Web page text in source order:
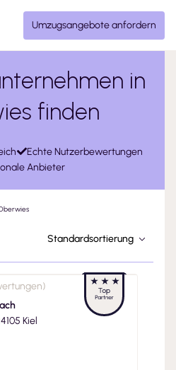
Umzugsangebote anfordern
in
finden
Echte Nutzerbewertungen
Anbieter
Standardsortierung
)
Kiel